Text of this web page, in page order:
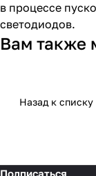
в процессе
светодиодов.
Вам также
Назад к списку
Подписаться